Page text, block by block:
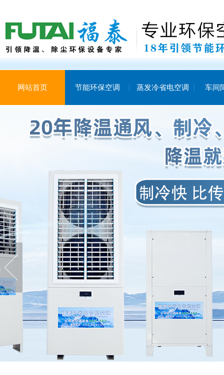
网站首页 节能环保空调 蒸发冷省电空调 车间